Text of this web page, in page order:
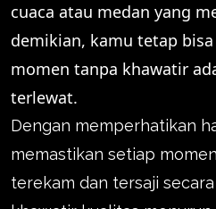
cuaca atau medan yang
demikian, kamu tetap
momen tanpa khawatir
terlewat.
Dengan memperhatikan
memastikan setiap
terekam dan tersaji